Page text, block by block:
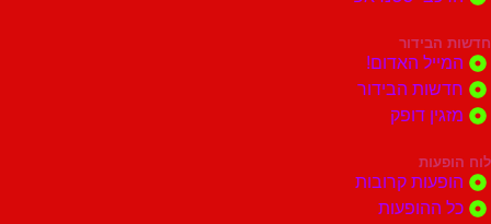
האדום!
הבידור
דופק
קרובות